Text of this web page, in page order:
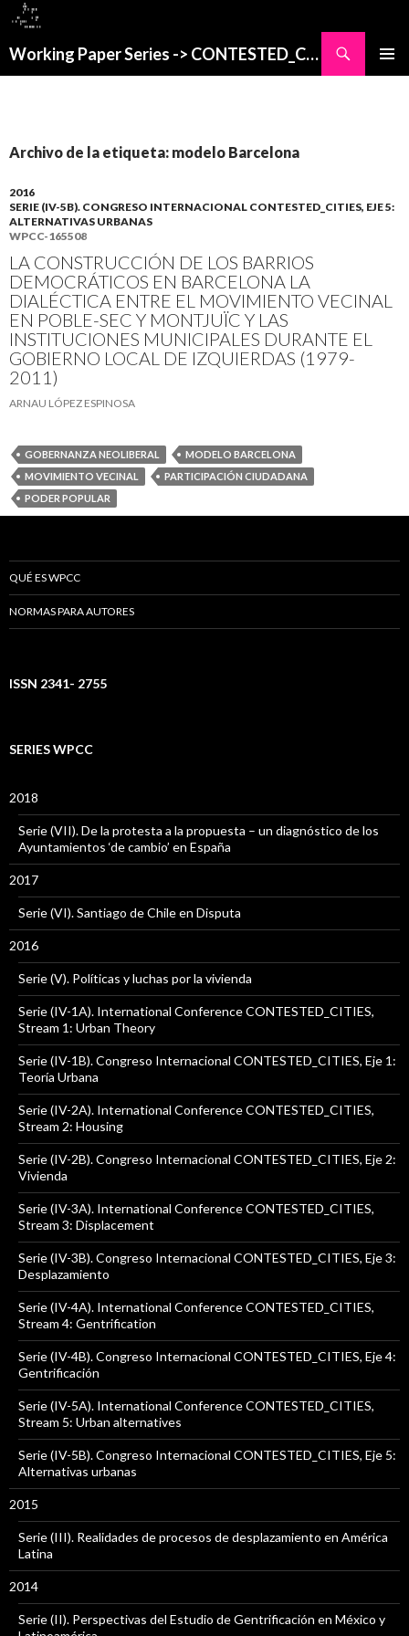
Working Paper Series -> CONTESTED_CITIES
Archivo de la etiqueta: modelo Barcelona
2016
SERIE (IV-5B). CONGRESO INTERNACIONAL CONTESTED_CITIES, EJE 5:
ALTERNATIVAS URBANAS
WPCC-165508
LA CONSTRUCCIÓN DE LOS BARRIOS
DEMOCRÁTICOS EN BARCELONA LA
DIALÉCTICA ENTRE EL MOVIMIENTO VECINAL
EN POBLE-SEC Y MONTJUÏC Y LAS
INSTITUCIONES MUNICIPALES DURANTE EL
GOBIERNO LOCAL DE IZQUIERDAS (1979-
2011)
ARNAU LÓPEZ ESPINOSA
GOBERNANZA NEOLIBERAL
MODELO BARCELONA
MOVIMIENTO VECINAL
PARTICIPACIÓN CIUDADANA
PODER POPULAR
QUÉ ES WPCC
NORMAS PARA AUTORES
ISSN 2341- 2755
SERIES WPCC
2018
Serie (VII). De la protesta a la propuesta – un diagnóstico de los
Ayuntamientos ‘de cambio’ en España
2017
Serie (VI). Santiago de Chile en Disputa
2016
Serie (V). Políticas y luchas por la vivienda
Serie (IV-1A). International Conference CONTESTED_CITIES,
Stream 1: Urban Theory
Serie (IV-1B). Congreso Internacional CONTESTED_CITIES, Eje 1:
Teoría Urbana
Serie (IV-2A). International Conference CONTESTED_CITIES,
Stream 2: Housing
Serie (IV-2B). Congreso Internacional CONTESTED_CITIES, Eje 2:
Vivienda
Serie (IV-3A). International Conference CONTESTED_CITIES,
Stream 3: Displacement
Serie (IV-3B). Congreso Internacional CONTESTED_CITIES, Eje 3:
Desplazamiento
Serie (IV-4A). International Conference CONTESTED_CITIES,
Stream 4: Gentrification
Serie (IV-4B). Congreso Internacional CONTESTED_CITIES, Eje 4:
Gentrificación
Serie (IV-5A). International Conference CONTESTED_CITIES,
Stream 5: Urban alternatives
Serie (IV-5B). Congreso Internacional CONTESTED_CITIES, Eje 5:
Alternativas urbanas
2015
Serie (III). Realidades de procesos de desplazamiento en América
Latina
2014
Serie (II). Perspectivas del Estudio de Gentrificación en México y